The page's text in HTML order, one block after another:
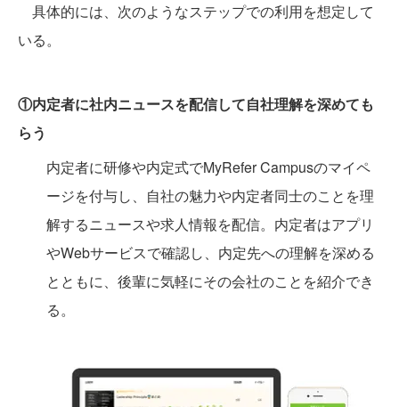
具体的には、次のようなステップでの利用を想定して
いる。
①内定者に社内ニュースを配信して自社理解を深めても
らう
内定者に研修や内定式でMyRefer Campusのマイペ
ージを付与し、自社の魅力や内定者同士のことを理
解するニュースや求人情報を配信。内定者はアプリ
やWebサービスで確認し、内定先への理解を深める
とともに、後輩に気軽にその会社のことを紹介でき
る。